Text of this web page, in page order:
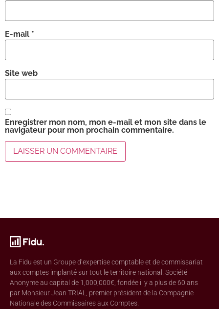
E-mail *
Site web
Enregistrer mon nom, mon e-mail et mon site dans le
navigateur pour mon prochain commentaire.
La Fidu est un Groupe d’expertise comptable et de commissariat
aux comptes implanté sur tout le territoire national. Société
Anonyme au capital de 1,000,000€, fondée il y a plus de 60 ans
par Monsieur Jean TRIAL, premier président de la Compagnie
Nationale des Commissaires aux Comptes.